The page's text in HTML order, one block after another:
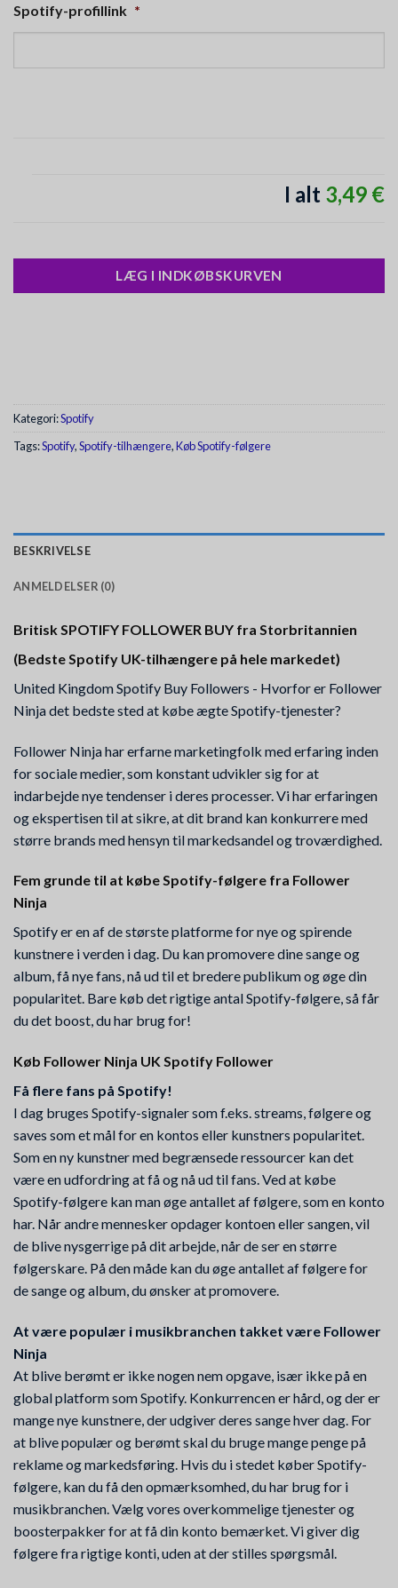
Spotify-profillink *
I alt 3,49 €
LÆG I INDKØBSKURVEN
Kategori:Spotify
Tags:Spotify,Spotify-tilhængere,Køb Spotify-følgere
BESKRIVELSE
ANMELDELSER (0)
Britisk SPOTIFY FOLLOWER BUY fra Storbritannien
(Bedste Spotify UK-tilhængere på hele markedet)
United Kingdom Spotify Buy Followers - Hvorfor er Follower
Ninja det bedste sted at købe ægte Spotify-tjenester?
Follower Ninja har erfarne marketingfolk med erfaring inden
for sociale medier, som konstant udvikler sig for at
indarbejde nye tendenser i deres processer. Vi har erfaringen
og ekspertisen til at sikre, at dit brand kan konkurrere med
større brands med hensyn til markedsandel og troværdighed.
Fem grunde til at købe Spotify-følgere fra Follower
Ninja
Spotify er en af de største platforme for nye og spirende
kunstnere i verden i dag. Du kan promovere dine sange og
album, få nye fans, nå ud til et bredere publikum og øge din
popularitet. Bare køb det rigtige antal Spotify-følgere, så får
du det boost, du har brug for!
Køb Follower Ninja UK Spotify Follower
Få flere fans på Spotify!
I dag bruges Spotify-signaler som f.eks. streams, følgere og
saves som et mål for en kontos eller kunstners popularitet.
Som en ny kunstner med begrænsede ressourcer kan det
være en udfordring at få og nå ud til fans. Ved at købe
Spotify-følgere kan man øge antallet af følgere, som en konto
har. Når andre mennesker opdager kontoen eller sangen, vil
de blive nysgerrige på dit arbejde, når de ser en større
følgerskare. På den måde kan du øge antallet af følgere for
de sange og album, du ønsker at promovere.
At være populær i musikbranchen takket være Follower
Ninja
At blive berømt er ikke nogen nem opgave, især ikke på en
global platform som Spotify. Konkurrencen er hård, og der er
mange nye kunstnere, der udgiver deres sange hver dag. For
at blive populær og berømt skal du bruge mange penge på
reklame og markedsføring. Hvis du i stedet køber Spotify-
følgere, kan du få den opmærksomhed, du har brug for i
musikbranchen. Vælg vores overkommelige tjenester og
boosterpakker for at få din konto bemærket. Vi giver dig
følgere fra rigtige konti, uden at der stilles spørgsmål.